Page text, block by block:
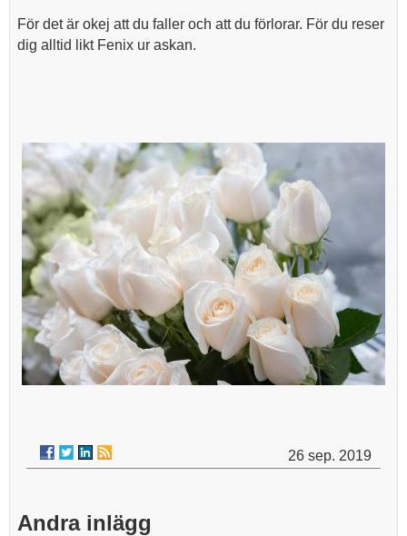
För det är okej att du faller och att du förlorar. För du reser
dig alltid likt Fenix ur askan.
26 sep. 2019
Andra inlägg